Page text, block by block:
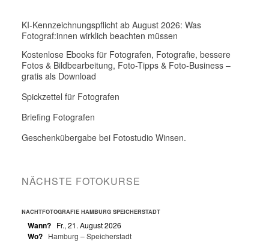
KI-Kennzeichnungspflicht ab August 2026: Was
Fotograf:innen wirklich beachten müssen
Kostenlose Ebooks für Fotografen, Fotografie, bessere
Fotos & Bildbearbeitung, Foto-Tipps & Foto-Business –
gratis als Download
Spickzettel für Fotografen
Briefing Fotografen
Geschenkübergabe bei Fotostudio Winsen.
NÄCHSTE FOTOKURSE
NACHTFOTOGRAFIE HAMBURG SPEICHERSTADT
Wann? Fr., 21. August 2026
Wo? Hamburg – Speicherstadt